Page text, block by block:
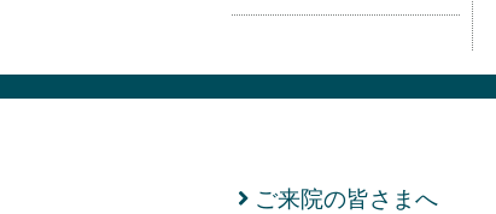
ご来院の皆さまへ